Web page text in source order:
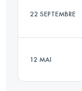
22 SEPTEMBRE
12 MAI